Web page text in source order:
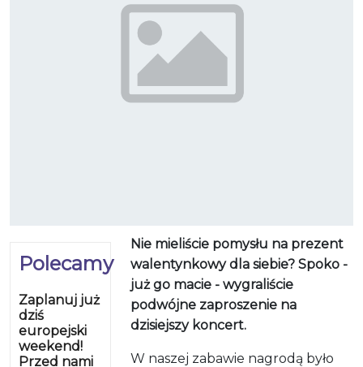
Polecamy
Zaplanuj już
dziś
europejski
weekend!
Przed nami
Nie mieliście pomysłu na prezent
walentynkowy dla siebie? Spoko -
już go macie - wygraliście
podwójne zaproszenie na
dzisiejszy koncert.
W naszej zabawie nagrodą było